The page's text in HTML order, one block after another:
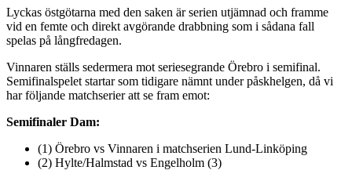
Lyckas östgötarna med den saken är serien utjämnad och framme
vid en femte och direkt avgörande drabbning som i sådana fall
spelas på långfredagen.
Vinnaren ställs sedermera mot seriesegrande Örebro i semifinal.
Semifinalspelet startar som tidigare nämnt under påskhelgen, då vi
har följande matchserier att se fram emot:
Semifinaler Dam:
(1) Örebro vs Vinnaren i matchserien Lund-Linköping
(2) Hylte/Halmstad vs Engelholm (3)